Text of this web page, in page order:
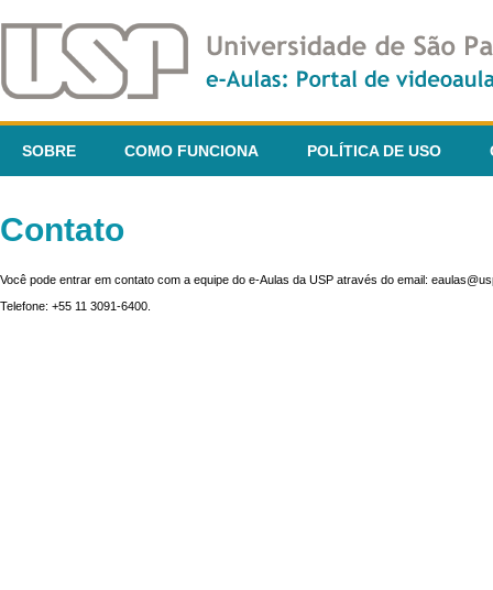
SOBRE COMO FUNCIONA POLÍTICA DE USO
Contato
Você pode entrar em contato com a equipe do e-Aulas da USP através do email:
Telefone: +55 11 3091-6400.